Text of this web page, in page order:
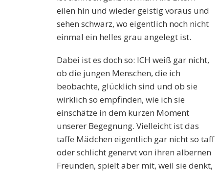
eilen hin und wieder geistig voraus und
sehen schwarz, wo eigentlich noch nicht
einmal ein helles grau angelegt ist.
Dabei ist es doch so: ICH weiß gar nicht,
ob die jungen Menschen, die ich
beobachte, glücklich sind und ob sie
wirklich so empfinden, wie ich sie
einschätze in dem kurzen Moment
unserer Begegnung. Vielleicht ist das
taffe Mädchen eigentlich gar nicht so taff
oder schlicht genervt von ihren albernen
Freunden, spielt aber mit, weil sie denkt,